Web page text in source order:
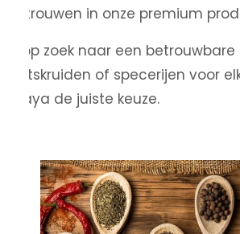
in onze premium
je op zoek naar een
of specerijen voor
de juiste keuze.